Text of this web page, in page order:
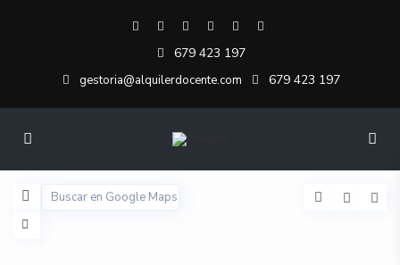
679 423 197
gestoria@alquilerdocente.com 679 423 197